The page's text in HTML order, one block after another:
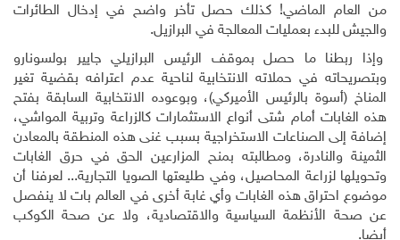
من العام الماضي! كذلك حصل تأخر واضح في إدخال الطائرات
والجيش للبدء بعمليات المعالجة في البرازيل.
وإذا ربطنا ما حصل بموقف الرئيس البرازيلي جايير بولسونارو
وبتصريحاته في حملاته الانتخابية لناحية عدم اعترافه بقضية تغير
المناخ (أسوة بالرئيس الأميركي)، وبوعوده الانتخابية السابقة بفتح
هذه الغابات أمام شتى أنواع الاستثمارات كالزراعة وتربية المواشي،
إضافة إلى الصناعات الاستخراجية بسبب غنى هذه المنطقة بالمعادن
الثمينة والنادرة، ومطالبته بمنح المزارعين الحق في حرق الغابات
وتحويلها لزراعة المحاصيل، وفي طليعتها الصويا التجارية... لعرفنا أن
موضوع احتراق هذه الغابات وأي غابة أخرى في العالم بات لا ينفصل
عن صحة الأنظمة السياسية والاقتصادية، ولا عن صحة الكوكب
أيضا.